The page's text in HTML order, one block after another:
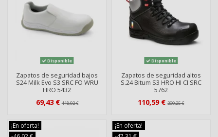
Disponible
Zapatos de seguridad bajos
S24 Milk Evo S3 SRC FO WRU
HRO 5432
69,43 €118,92 €
Disponible
Zapatos de seguridad altos
S.24 Bitum S3 HRO HI CI SRC
5762
110,59 €200,25 €
¡En oferta!
¡En oferta!